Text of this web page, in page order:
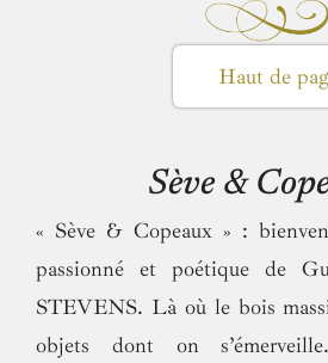
Haut de
Sève &
« Sève & Copeaux » :
passionné et poétique de
STEVENS. Là où le bois
objets dont on